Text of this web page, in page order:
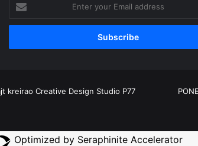
your
Email
kreirao Creative Design Studio P77
Optimized by Seraphinite Accelerator